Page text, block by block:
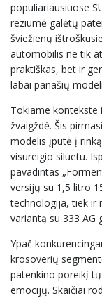
populiariausiuose
reziumė galėtų
šviežienų
automobilis ne tik
praktiškas, bet ir
labai panašių
Tokiame kontekste
žvaigždė. Šis
modelis įpūtė į
visureigio siluetu.
pavadintas
versijų su 1,5 litro
technologija, tiek ir
variantą su 333 AG
Ypač
krosoverių
patenkino poreikį
emocijų. Skaičiai